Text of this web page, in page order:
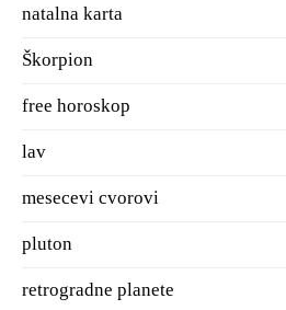
natalna karta
Škorpion
free horoskop
lav
mesecevi cvorovi
pluton
retrogradne planete